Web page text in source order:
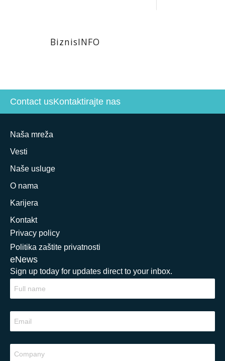
BiznisINFO
Contact usKontaktirajte nas
Naša mreža
Vesti
Naše usluge
O nama
Karijera
Kontakt
Privacy policy
Politika zaštite privatnosti
eNews
Sign up today for updates direct to your inbox.